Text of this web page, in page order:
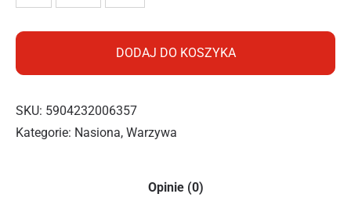
DODAJ DO KOSZYKA
SKU: 5904232006357
Kategorie: Nasiona, Warzywa
Opinie (0)